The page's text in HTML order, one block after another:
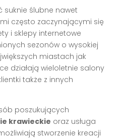
suknie ślubne nawet
często zaczynającymi się
i sklepy internetowe
sezonów o wysokiej
miastach jak
działają wieloletnie salony
także z innych
poszukujących
krawieckie oraz usługa
stworzenie kreacji